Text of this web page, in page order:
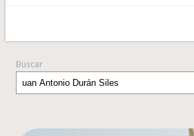
Buscar